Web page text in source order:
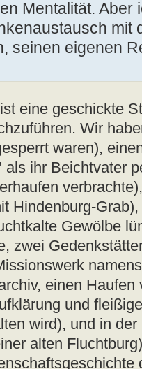
Mentalität. Aber
mit
seinen eigenen
eine geschickte
Wir
waren),
als ihr Beichtvater
Hindenburg-
Gewölbe
zwei
einen
und
wird), und in
alten